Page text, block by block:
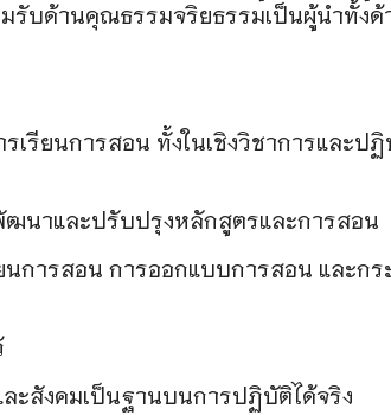
บด้านคุณธรรมจริยธรรมเป็นผู้นําทั้งด้
รียนการสอน ทั้งในเชิงวิชาการและป
นาและปรับปรุงหลักสูตรและการสอน
การสอน การออกแบบการสอน และกร
ะสังคมเป็นฐานบนการปฏิบัติได้จริง